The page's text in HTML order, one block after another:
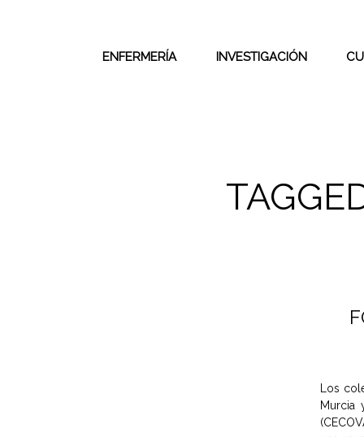
ENFERMERÍA INVESTIGACIÓN
Los
Murcia